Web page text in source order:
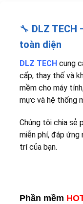
🔧 DLZ TECH
toàn diện
DLZ TECH cung
cấp, thay thế và
mềm cho máy
mực và hệ thống
Chúng tôi chia sẻ
miễn phí, đáp ứng
trí của bạn.
Phần mềm